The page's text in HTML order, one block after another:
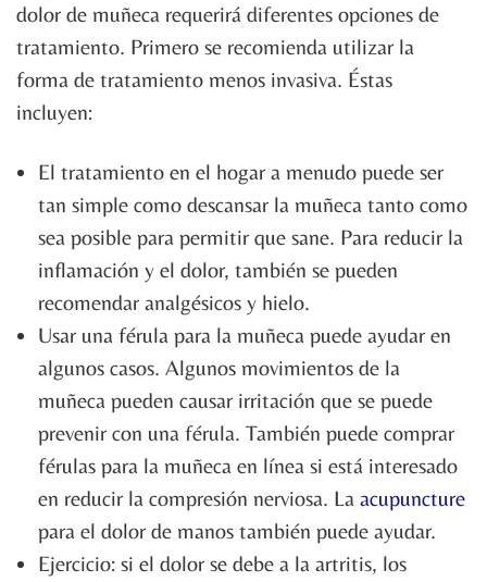
dolor de muñeca requerirá diferentes opciones de
tratamiento. Primero se recomienda utilizar la
forma de tratamiento menos invasiva. Éstas
incluyen:
El tratamiento en el hogar a menudo puede ser
tan simple como descansar la muñeca tanto como
sea posible para permitir que sane. Para reducir la
inflamación y el dolor, también se pueden
recomendar analgésicos y hielo.
Usar una férula para la muñeca puede ayudar en
algunos casos. Algunos movimientos de la
muñeca pueden causar irritación que se puede
prevenir con una férula. También puede comprar
férulas para la muñeca en línea si está interesado
en reducir la compresión nerviosa. La acupuncture
para el dolor de manos también puede ayudar.
Ejercicio: si el dolor se debe a la artritis, los